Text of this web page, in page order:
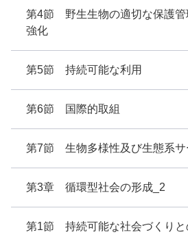
第4節 野生生物の適切な保護管
強化
第5節 持続可能な利用
第6節 国際的取組
第7節 生物多様性及び生態系サ
第3章 循環型社会の形成_2
第1節 持続可能な社会づくりと